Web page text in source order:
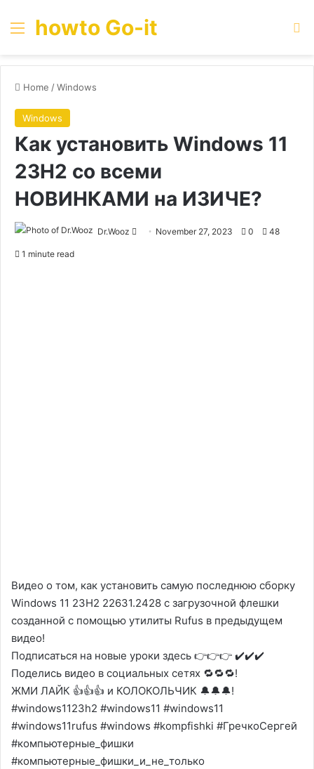
Menu
howto Go-it
Home /Windows
Windows
Как установить Windows 11
23H2 со всеми
НОВИНКАМИ на ИЗИЧЕ?
Dr.Wooz
Send November 27, 2023 0 48
1 minute read
Видео о том, как установить самую последнюю сборку
Windows 11 23H2 22631.2428 с загрузочной флешки
созданной с помощью утилиты Rufus в предыдущем
видео!
Подписаться на новые уроки здесь 👉👉👉 ✔️✔️✔️
Поделись видео в социальных сетях 🔁🔁🔁!
ЖМИ ЛАЙК 👍👍👍 и КОЛОКОЛЬЧИК 🔔🔔🔔!
#windows1123h2 #windows11 #windows11
#windows11rufus #windows #kompfishki #ГречкоСергей
#компьютерные_фишки
#компьютерные_фишки_и_не_только